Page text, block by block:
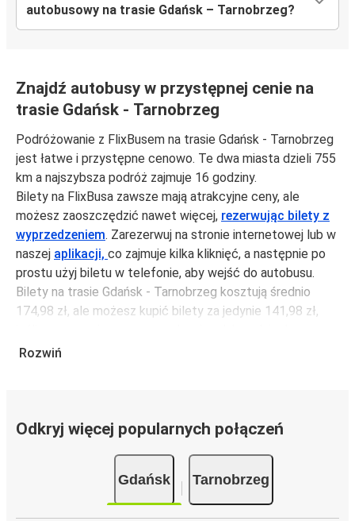
autobusowy na trasie Gdańsk – Tarnobrzeg?
Znajdź autobusy w przystępnej cenie na
trasie Gdańsk - Tarnobrzeg
Podróżowanie z FlixBusem na trasie Gdańsk - Tarnobrzeg
jest łatwe i przystępne cenowo. Te dwa miasta dzieli 755
km a najszybsza podróż zajmuje 16 godziny.
Bilety na FlixBusa zawsze mają atrakcyjne ceny, ale
możesz zaoszczędzić nawet więcej, rezerwując bilety z
wyprzedzeniem. Zarezerwuj na stronie internetowej lub w
naszej aplikacji, co zajmuje kilka kliknięć, a następnie po
prostu użyj biletu w telefonie, aby wejść do autobusu.
Bilety na trasie Gdańsk - Tarnobrzeg kosztują średnio
174,98 zł, ale możesz kupić bilety za jedynie 141,98 zł,
unikając weekendów i świąt. Aby podróżować szybko,
jedynie 16 godziny .
Podróż autobusemma mniejszy wpływ na środowisko
Rozwiń
Odkryj więcej popularnych połączeń
Gdańsk Tarnobrzeg